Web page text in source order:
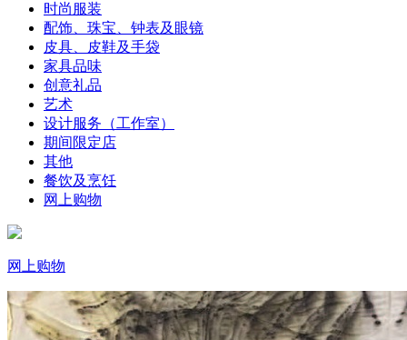
时尚服装
配饰、珠宝、钟表及眼镜
皮具、皮鞋及手袋
家具品味
创意礼品
艺术
设计服务（工作室）
期间限定店
其他
餐饮及烹饪
网上购物
网上购物